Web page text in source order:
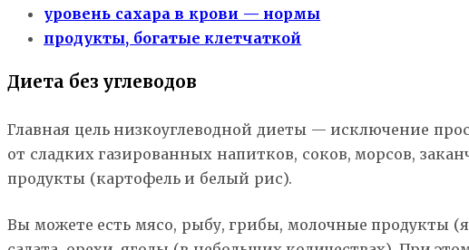
уровень сахара в крови — нормы
продукты, богатые клетчаткой
Диета без углеводов
Главная цель низкоуглеводной диеты — исключение
от сладких газированных напитков, соков, морсов,
продукты (картофель и белый рис).
Вы можете есть мясо, рыбу, грибы, молочные продукты